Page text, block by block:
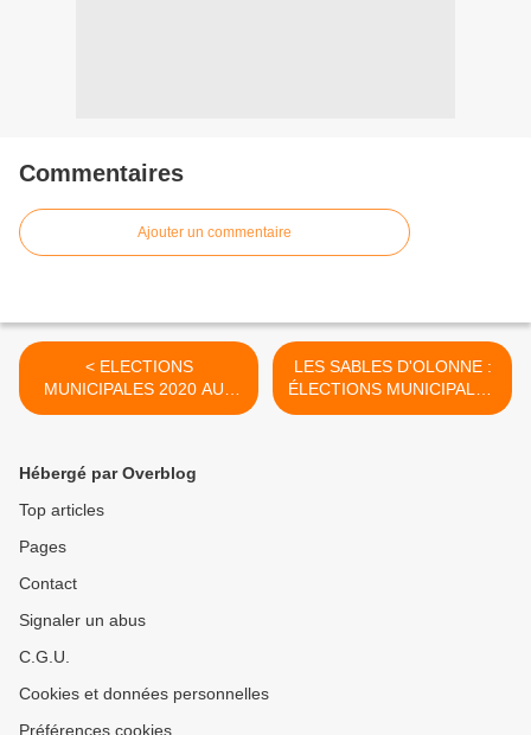
Commentaires
Ajouter un commentaire
< ELECTIONS
MUNICIPALES 2020 AUX
SABLES D'OLONNE LE
TENAIENT LEUR RÉUNION
PUBLIQUE CE SAMEDI 29
LES SABLES D'OLONNE :
ÉLECTIONS MUNICIPALES
2020, DES RÉUNIONS
Hébergé par Overblog
Top articles
Pages
Contact
Signaler un abus
C.G.U.
Cookies et données personnelles
Préférences cookies